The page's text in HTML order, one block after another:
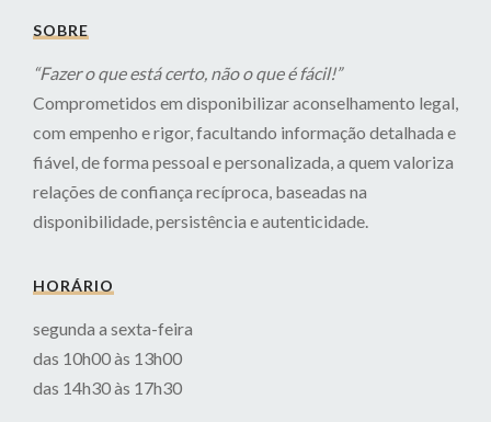
SOBRE
“Fazer o que está certo, não o que é fácil!”
Comprometidos em disponibilizar aconselhamento legal,
com empenho e rigor, facultando informação detalhada e
fiável, de forma pessoal e personalizada, a quem valoriza
relações de confiança recíproca, baseadas na
disponibilidade, persistência e autenticidade.
HORÁRIO
segunda a sexta-feira
das 10h00 às 13h00
das 14h30 às 17h30